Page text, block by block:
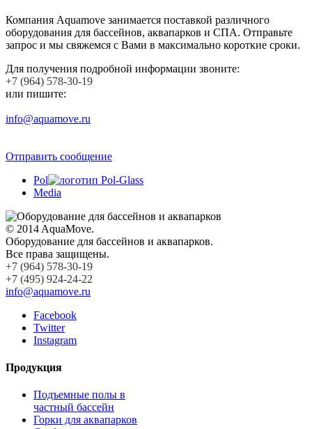
Компания Aquamove занимается поставкой различного
оборудования для бассейнов, аквапарков и СПА. Отправьте
запрос и мы свяжемся с Вами в максимально короткие сроки.
Для получения подробной информации звоните:
+7 (964) 578-30-19
или пишите:
info@aquamove.ru
Отправить сообщение
Pol
Media
© 2014 AquaMove.
Оборудование для бассейнов и аквапарков.
Все права защищены.
+7 (964) 578-30-19
+7 (495) 924-24-22
info@aquamove.ru
Facebook
Twitter
Instagram
Продукция
Подъемные полы в
частный бассейн
Горки для аквапарков